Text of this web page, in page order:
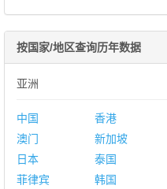
按国家/地区查询历年数据
亚洲
中国
香港
澳门
新加坡
日本
泰国
菲律宾
韩国